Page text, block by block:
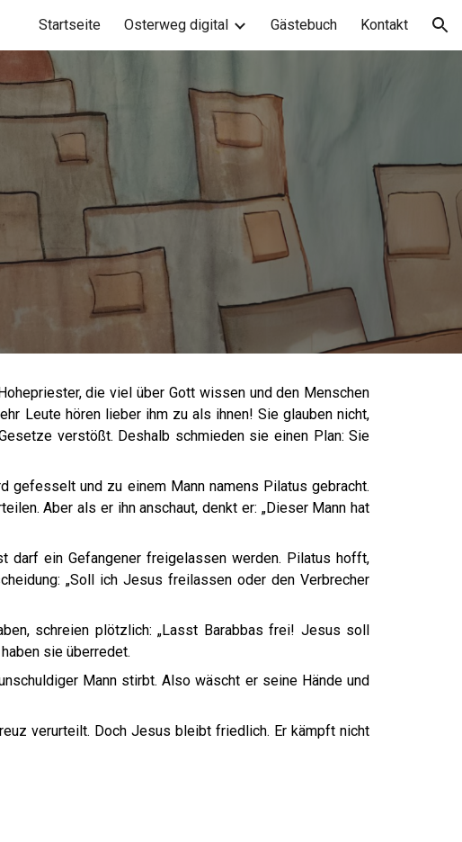
navigation
Startseite Osterweg digital Gästebuch Kontakt
die viel über Gott wissen und den Menschen
Leute hören lieber ihm zu als ihnen! Sie glauben nicht,
verstößt. Deshalb schmieden sie einen Plan: Sie
und zu einem Mann namens Pilatus gebracht.
Aber als er ihn anschaut, denkt er: „Dieser Mann hat
darf ein Gefangener freigelassen werden. Pilatus hofft,
„Soll ich Jesus freilassen oder den Verbrecher
schreien plötzlich: „Lasst Barabbas frei! Jesus soll
sie überredet.
Mann stirbt. Also wäscht er seine Hände und
verurteilt. Doch Jesus bleibt friedlich. Er kämpft nicht